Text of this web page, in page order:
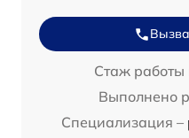
Стаж работы
Выполнено
Специализация –